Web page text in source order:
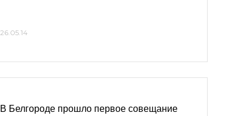
26.05.14
В Белгороде прошло первое совещание